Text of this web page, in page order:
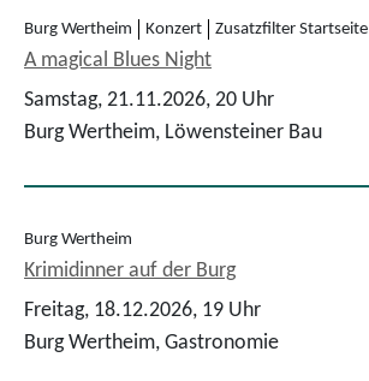
Burg Wertheim Konzert Zusatzfilter Startseite
A magical Blues Night
Samstag, 21.11.2026, 20 Uhr
Burg Wertheim, Löwensteiner Bau
Burg Wertheim
Krimidinner auf der Burg
Freitag, 18.12.2026, 19 Uhr
Burg Wertheim, Gastronomie